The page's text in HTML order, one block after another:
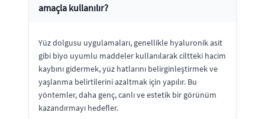
amaçla kullanılır?
Yüz dolgusu uygulamaları, genellikle hyaluronik asit
gibi biyo uyumlu maddeler kullanılarak ciltteki hacim
kaybını gidermek, yüz hatlarını belirginleştirmek ve
yaşlanma belirtilerini azaltmak için yapılır. Bu
yöntemler, daha genç, canlı ve estetik bir görünüm
kazandırmayı hedefler.